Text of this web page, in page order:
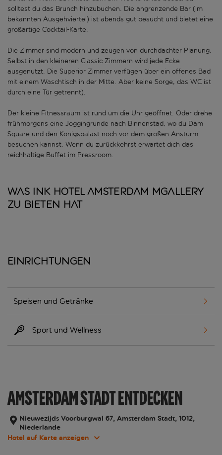
solltest du das Brunch hinzubuchen. Die angrenzende Bar (im
bekannten Ausgehviertel) ist abends gut besucht und bietet eine
großartige Cocktail-Karte.
Die Zimmer sind modern und zeugen von durchdachter Planung.
Selbst in den kleineren Classic Zimmern wird jede Ecke
ausgenutzt. Die Superior Zimmer verfügen über ein offenes Bad
mit einem Waschtisch in der Mitte. Aber keine Sorge, das WC ist
durch eine Tür getrennt).
Der kleine Fitnessraum ist rund um die Uhr geöffnet. Oder drehe
frühmorgens eine Joggingrunde nach Binnenstad, wo du Dam
Square und den Königspalast noch vor dem großen Ansturm
besuchen kannst. Wenn du zurückkehrst erwartet dich das
reichhaltige Buffet im Pressroom.
Was Ink Hotel Amsterdam Mgallery
zu bieten hat
Einrichtungen
Speisen und Getränke
Sport und Wellness
AMSTERDAM STADT ENTDECKEN
Nieuwezijds Voorburgwal 67, Amsterdam Stadt, 1012,
Niederlande
Hotel auf Karte anzeigen